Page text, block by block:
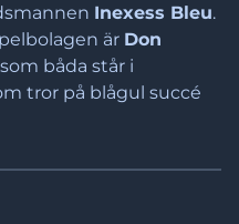
Inexess Bleu.
är Don
som båda står i
tror på blågul succé